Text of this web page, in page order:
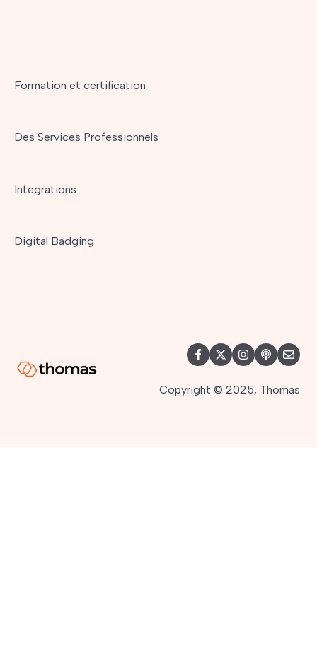
Formation et certification
Des Services Professionnels
Integrations
Digital Badging
Copyright © 2025, Thomas